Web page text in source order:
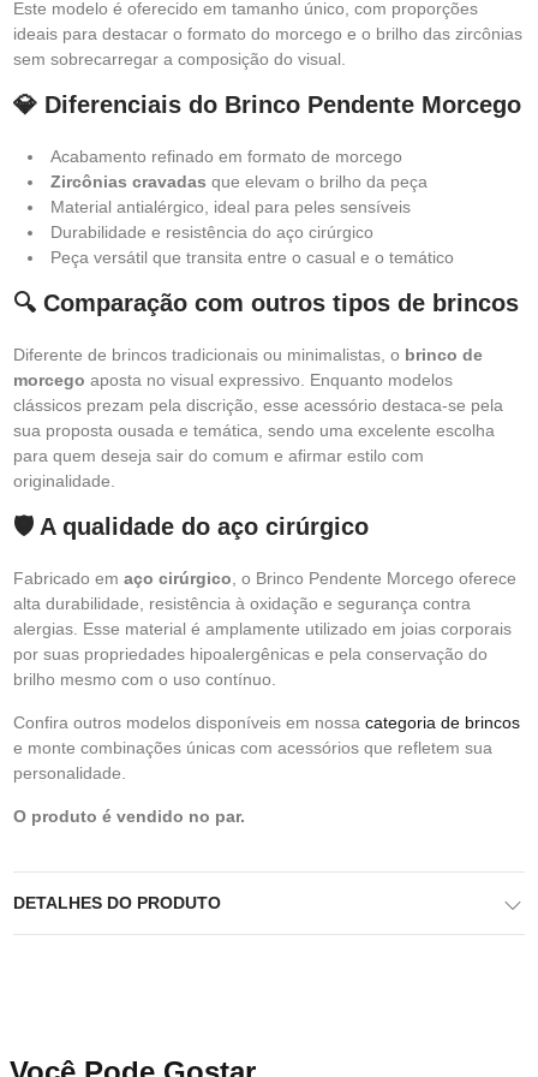
Este modelo é oferecido em tamanho único, com proporções
ideais para destacar o formato do morcego e o brilho das zircônias
sem sobrecarregar a composição do visual.
💎 Diferenciais do Brinco Pendente Morcego
Acabamento refinado em formato de morcego
Zircônias cravadas que elevam o brilho da peça
Material antialérgico, ideal para peles sensíveis
Durabilidade e resistência do aço cirúrgico
Peça versátil que transita entre o casual e o temático
🔍 Comparação com outros tipos de brincos
Diferente de brincos tradicionais ou minimalistas, o brinco de
morcego aposta no visual expressivo. Enquanto modelos
clássicos prezam pela discrição, esse acessório destaca-se pela
sua proposta ousada e temática, sendo uma excelente escolha
para quem deseja sair do comum e afirmar estilo com
originalidade.
🛡️ A qualidade do aço cirúrgico
Fabricado em aço cirúrgico , o Brinco Pendente Morcego oferece
alta durabilidade, resistência à oxidação e segurança contra
alergias. Esse material é amplamente utilizado em joias corporais
por suas propriedades hipoalergênicas e pela conservação do
brilho mesmo com o uso contínuo.
Confira outros modelos disponíveis em nossa categoria de brincos
e monte combinações únicas com acessórios que refletem sua
personalidade.
O produto é vendido no par.
DETALHES DO PRODUTO